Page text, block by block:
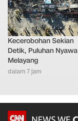
Kecerobohan Sekian
Detik, Puluhan Nyawa
Melayang
dalam 7 jam